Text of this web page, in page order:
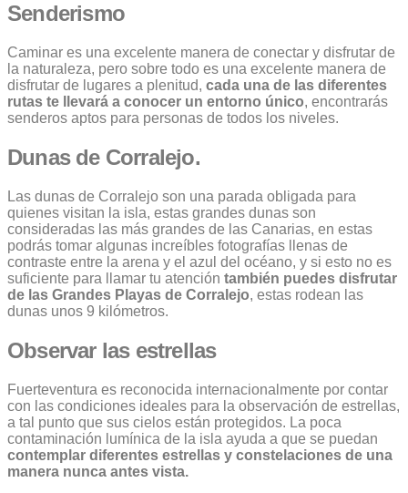
Senderismo
Caminar es una excelente manera de conectar y disfrutar de
la naturaleza, pero sobre todo es una excelente manera de
disfrutar de lugares a plenitud, cada una de las diferentes
rutas te llevará a conocer un entorno único, encontrarás
senderos aptos para personas de todos los niveles.
Dunas de Corralejo.
Las dunas de Corralejo son una parada obligada para
quienes visitan la isla, estas grandes dunas son
consideradas las más grandes de las Canarias, en estas
podrás tomar algunas increíbles fotografías llenas de
contraste entre la arena y el azul del océano, y si esto no es
suficiente para llamar tu atención también puedes disfrutar
de las Grandes Playas de Corralejo, estas rodean las
dunas unos 9 kilómetros.
Observar las estrellas
Fuerteventura es reconocida internacionalmente por contar
con las condiciones ideales para la observación de estrellas,
a tal punto que sus cielos están protegidos. La poca
contaminación lumínica de la isla ayuda a que se puedan
contemplar diferentes estrellas y constelaciones de una
manera nunca antes vista.